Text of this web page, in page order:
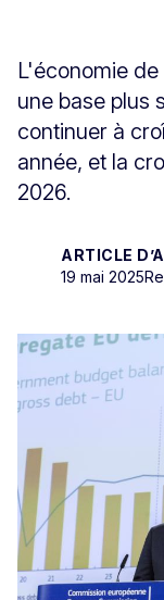
L'économie
une base plus
continuer à
année, et la
2026.
ARTICLE
19 mai 2025